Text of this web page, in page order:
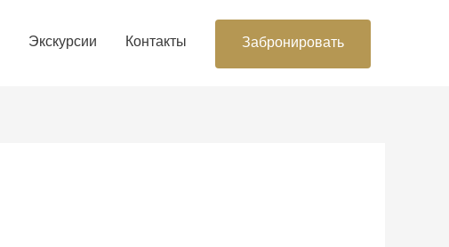
Экскурсии Контакты Забронировать